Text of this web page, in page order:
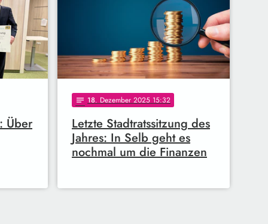
Über
notes 18. Dezember 2025 15:32
Letzte Stadtratssitzung des
Jahres: In Selb geht es
nochmal um die Finanzen